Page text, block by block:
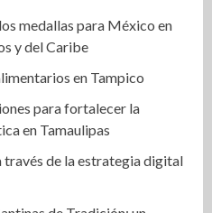
medallas para México en
y del Caribe
en Tampico
para fortalecer la
en Tamaulipas
través de la estrategia digital